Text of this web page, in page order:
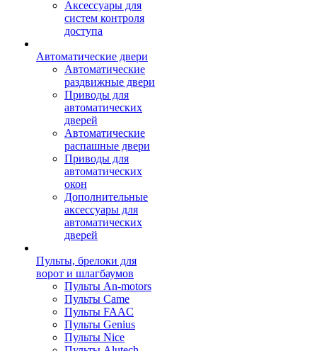
Аксессуары для
систем контроля
доступа
Автоматические двери
Автоматические
раздвижные двери
Приводы для
автоматических
дверей
Автоматические
распашные двери
Приводы для
автоматических
окон
Дополнительные
аксессуары для
автоматических
дверей
Пульты, брелоки для
ворот и шлагбаумов
Пульты An-motors
Пульты Came
Пульты FAAC
Пульты Genius
Пульты Nice